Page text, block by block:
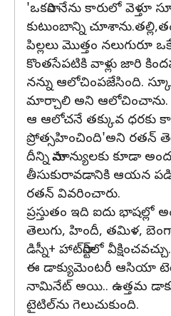
'ఒకసారి నేను కారులో వెళ్తూ
కుటుంబాన్ని
పిల్లలు మొత్తం నలుగురూ
కొంతసేపటికి వాళ్లు జారి
నన్ను ఆలోచింపజేసింది.
మార్చాలి అని ఆలోచించాను.
ఆ ఆలోచనే తక్కువ ధరకు
ప్రోత్సహించింది'అని రతన్
దీన్ని సామాన్యులకు కూడా
తీసుకురావడానికి ఆయన
రతన్‌ వివరించారు.
ప్రస్తుతం ఇది ఐదు భాషల్లో
తెలుగు, హిందీ, తమిళ,
డిస్నీ+ హాట్‌స్టార్‌లో వీక్షించవచ్చు.
ఈ డాక్యుమెంటరీ ఆసియా
నామినేట్‌ అయి.. ఉత్తమ
టైటిల్‌ను గెలుచుకుంది.